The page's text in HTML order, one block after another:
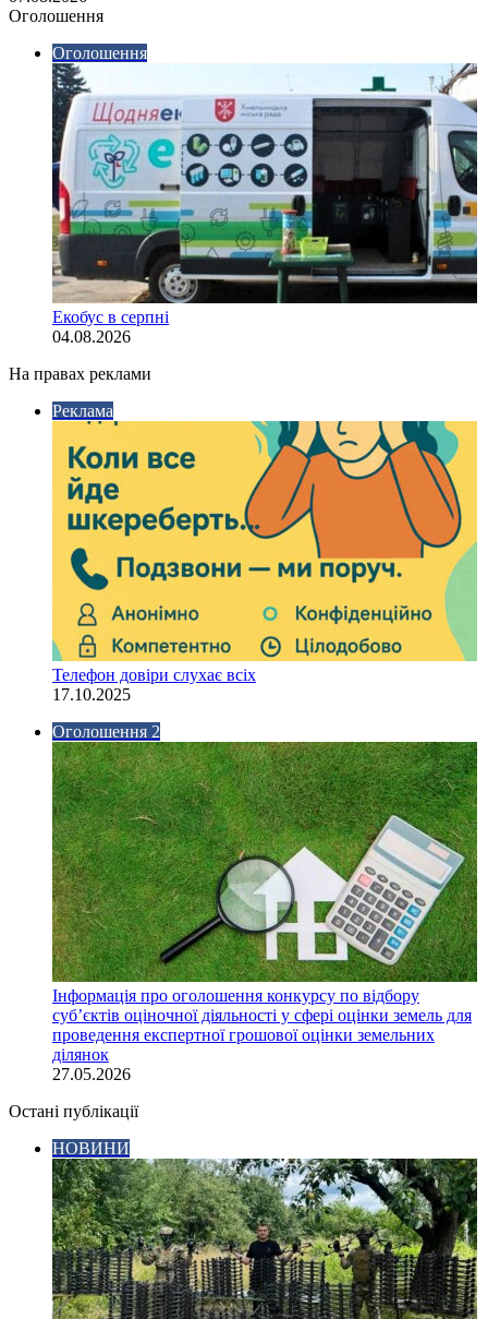
Оголошення
Оголошення
Екобус в серпні
04.08.2026
На правах реклами
Реклама
Телефон довіри слухає всіх
17.10.2025
Оголошення 2
Інформація про оголошення конкурсу по відбору
суб’єктів оціночної діяльності у сфері оцінки земель для
проведення експертної грошової оцінки земельних
ділянок
27.05.2026
Остані публікації
НОВИНИ